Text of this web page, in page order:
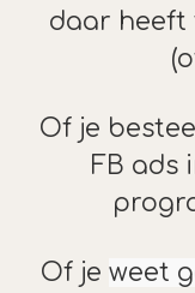
daar heeft
Of je
FB ads
Of je weet